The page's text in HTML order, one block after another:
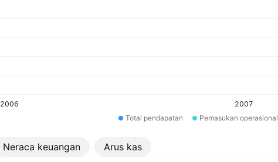
2006 2007
Total pendapatan
Pemasukan operasional
Neraca keuangan Arus kas